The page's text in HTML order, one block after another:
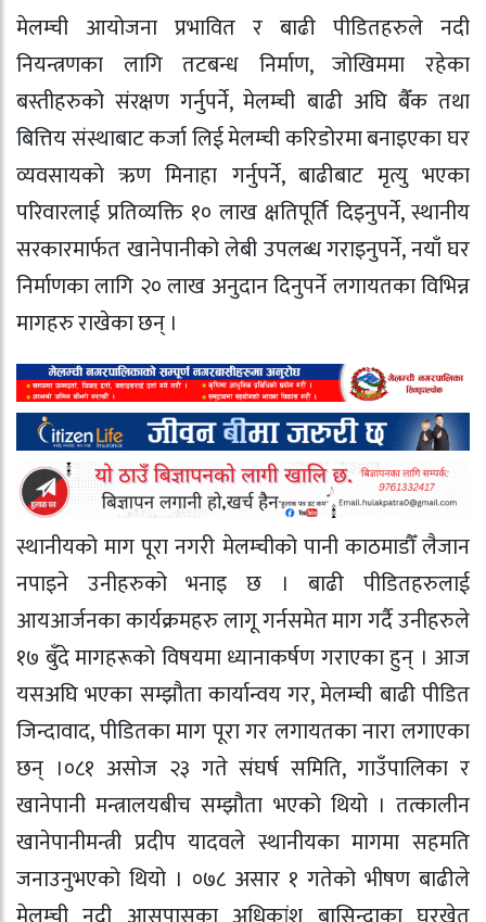
मेलम्ची आयोजना प्रभावित र बाढी पीडितहरुले नदी
नियन्त्रणका लागि तटबन्ध निर्माण, जोखिममा रहेका
बस्तीहरुको संरक्षण गर्नुपर्ने, मेलम्ची बाढी अघि बैँक तथा
बित्तिय संस्थाबाट कर्जा लिई मेलम्ची करिडोरमा बनाइएका घर
व्यवसायको ऋण मिनाहा गर्नुपर्ने, बाढीबाट मृत्यु भएका
परिवारलाई प्रतिव्यक्ति १० लाख क्षतिपूर्ति दिइनुपर्ने, स्थानीय
सरकारमार्फत खानेपानीको लेबी उपलब्ध गराइनुपर्ने, नयाँ घर
निर्माणका लागि २० लाख अनुदान दिनुपर्ने लगायतका विभिन्न
मागहरु राखेका छन् ।
स्थानीयको माग पूरा नगरी मेलम्चीको पानी काठमाडौँ लैजान
नपाइने उनीहरुको भनाइ छ । बाढी पीडितहरुलाई
आयआर्जनका कार्यक्रमहरु लागू गर्नसमेत माग गर्दै उनीहरुले
१७ बुँदे मागहरूको विषयमा ध्यानाकर्षण गराएका हुन् । आज
यसअघि भएका सम्झौता कार्यान्वय गर, मेलम्ची बाढी पीडित
जिन्दावाद, पीडितका माग पूरा गर लगायतका नारा लगाएका
छन् ।०८१ असोज २३ गते संघर्ष समिति, गाउँपालिका र
खानेपानी मन्त्रालयबीच सम्झौता भएको थियो । तत्कालीन
खानेपानीमन्त्री प्रदीप यादवले स्थानीयका मागमा सहमति
जनाउनुभएको थियो । ०७८ असार १ गतेको भीषण बाढीले